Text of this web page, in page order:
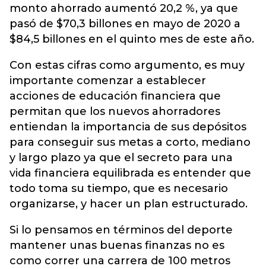
monto ahorrado aumentó 20,2 %, ya que
pasó de $70,3 billones en mayo de 2020 a
$84,5 billones en el quinto mes de este año.
Con estas cifras como argumento, es muy
importante comenzar a establecer
acciones de educación financiera que
permitan que los nuevos ahorradores
entiendan la importancia de sus depósitos
para conseguir sus metas a corto, mediano
y largo plazo ya que el secreto para una
vida financiera equilibrada es entender que
todo toma su tiempo, que es necesario
organizarse, y hacer un plan estructurado.
Si lo pensamos en términos del deporte
mantener unas buenas finanzas no es
como correr una carrera de 100 metros